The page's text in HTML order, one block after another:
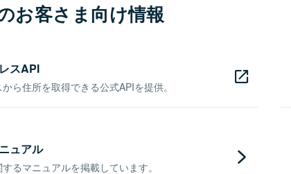
お客さま向け情報
スAPI
ら住所を取得できる公式APIを提供。
ュアル
るマニュアルを掲載しています。